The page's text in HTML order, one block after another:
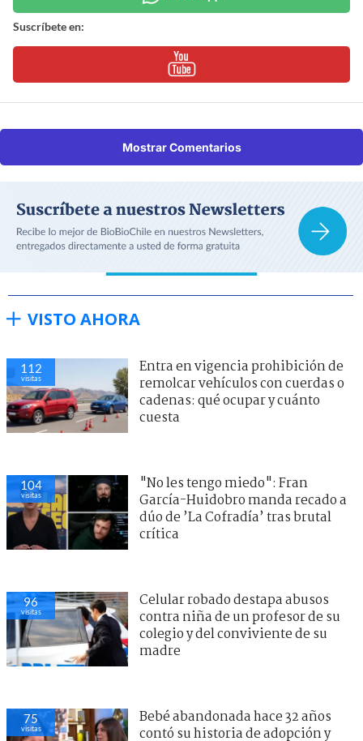
Suscríbete en:
Mostrar Comentarios
VISTO AHORA
112
visitas
Entra en vigencia prohibición de
remolcar vehículos con cuerdas o
cadenas: qué ocupar y cuánto
cuesta
104
visitas
"No les tengo miedo": Fran
García-Huidobro manda recado a
dúo de ’La Cofradía’ tras brutal
crítica
96
visitas
Celular robado destapa abusos
contra niña de un profesor de su
colegio y del conviviente de su
madre
75
visitas
Bebé abandonada hace 32 años
contó su historia de adopción y